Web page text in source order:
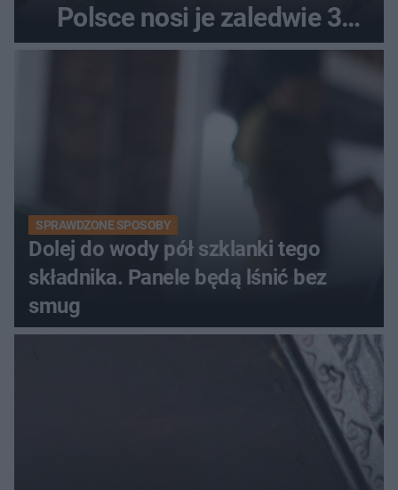
Polsce nosi je zaledwie 3
kobiety
SPRAWDZONE SPOSOBY
Dolej do wody pół szklanki tego
składnika. Panele będą lśnić bez
smug